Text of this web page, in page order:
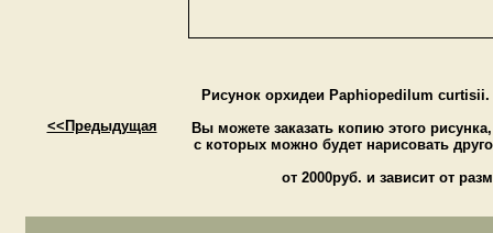
<<Предыдущая
Рисунок орхидеи Paphiopedilum
Вы можете заказать копию этого
c которых можно будет нарисовать
от 2000руб. и зависит от